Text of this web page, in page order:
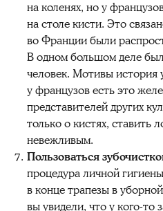
на коленях, но у
на столе кисти. Это
во Франции были
В одном большом деле
человек. Мотивы история
у французов есть это
представителей других
только о кистях, ставить
невежливым.
Пользоваться
процедура личной
в конце трапезы в
вы увидели, что у кого-то